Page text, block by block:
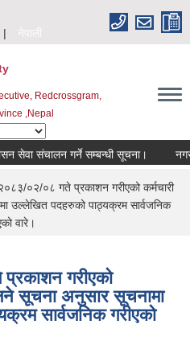
नेपाली
Redcrossgram,
,Nepal
सेवा संचालन गर्ने सम्बन्धी सूचना। नगर
०२/०८ गते प्रकाशन गरीएको कर्मचारी
उल्लेखित पदहरुको पाठ्यक्रम सार्वजनिक
वारे।
गरीएको
सूचना अनुसार सूचनामा
सार्वजनिक गरीएको